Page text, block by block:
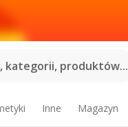
kategorii, produktów...
Inne Magazyn